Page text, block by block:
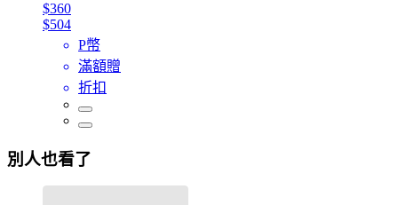
$360
$504
P幣
滿額贈
折扣
別人也看了